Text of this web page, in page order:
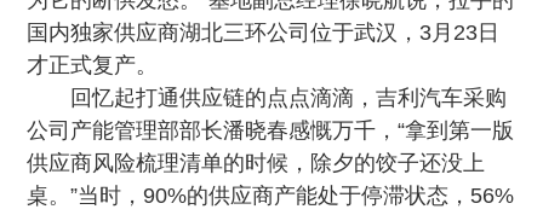
国内独家供应商湖北三环公司位于武汉，3月23日
才正式复产。
回忆起打通供应链的点点滴滴，吉利汽车采购
公司产能管理部部长潘晓春感慨万千，“拿到第一版
供应商风险梳理清单的时候，除夕的饺子还没上
桌。”当时，90%的供应商产能处于停滞状态，56%